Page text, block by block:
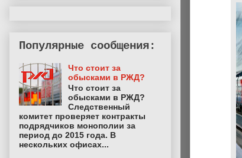
Популярные сообщения:
Что стоит за
обысками в РЖД?
Что стоит за
обысками в РЖД?
Следственный
комитет проверяет контракты
подрядчиков монополии за
период до 2015 года. В
нескольких офисах...